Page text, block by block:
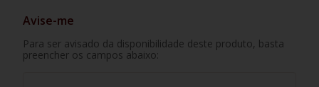
Avise-me
Para ser avisado da disponibilidade deste produto, basta
preencher os campos abaixo: